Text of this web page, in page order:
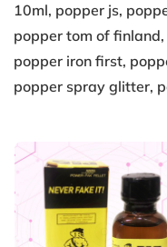
10ml, popper js,
popper tom of finland
popper iron first,
popper spray glitter,